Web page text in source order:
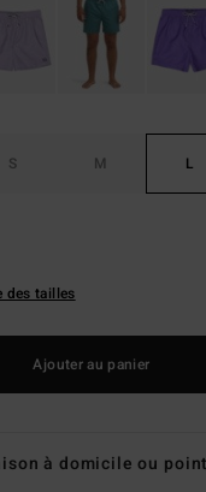
S M L
des tailles
Ajouter au panier
à domicile ou